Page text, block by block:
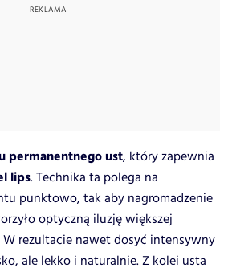
permanentnego ust, który zapewnia
lips. Technika ta polega na
punktowo, tak aby nagromadzenie
optyczną iluzję większej
rezultacie nawet dosyć intensywny
ale lekko i naturalnie. Z kolei usta